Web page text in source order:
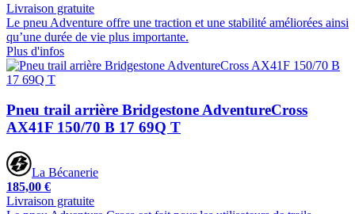
Livraison gratuite
Le pneu Adventure offre une traction et une stabilité améliorées ainsi
qu’une durée de vie plus importante.
Plus d'infos
Pneu trail arrière Bridgestone AdventureCross
AX41F 150/70 B 17 69Q T
La Bécanerie
185,00 €
Livraison gratuite